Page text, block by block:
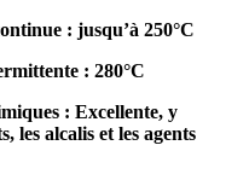
: jusqu’à 250°C
: 280°C
: Excellente, y
les alcalis et les agents